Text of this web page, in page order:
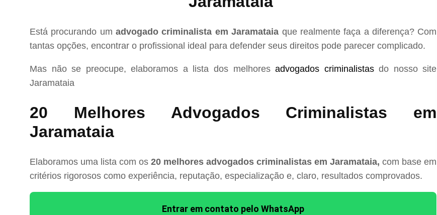
Está procurando umadvogado criminalista em Jaramataia que realmente faça a diferença? Com
tantas opções, encontrar o profissional ideal para defender seus direitos pode parecer complicado.
Mas não se preocupe, elaboramos a lista dos melhoresadvogados criminalistasdo nosso site
Jaramataia
20 Melhores Advogados Criminalistas em
Jaramataia
Elaboramos uma lista com os20 melhores advogados criminalistas em Jaramataia, com base em
critérios rigorosos como experiência, reputação, especialização e, claro, resultados comprovados.
Entrar em contato pelo WhatsApp